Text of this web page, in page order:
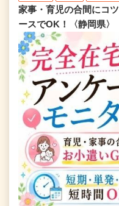
家事・育児の合間にコ
ースでOK！〈静岡県〉